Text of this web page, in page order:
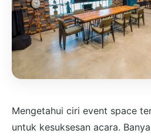
Mengetahui ciri event space
untuk kesuksesan acara.